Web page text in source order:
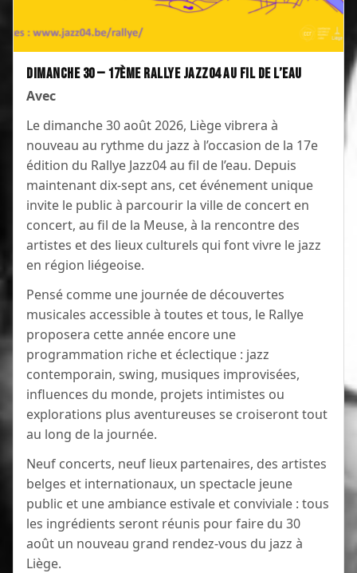
dimanche 30 — 17ème Rallye Jazz04 au fil de l’eau
Avec
Le dimanche 30 août 2026, Liège vibrera à
nouveau au rythme du jazz à l’occasion de la 17e
édition du Rallye Jazz04 au fil de l’eau. Depuis
maintenant dix-sept ans, cet événement unique
invite le public à parcourir la ville de concert en
concert, au fil de la Meuse, à la rencontre des
artistes et des lieux culturels qui font vivre le jazz
en région liégeoise.
Pensé comme une journée de découvertes
musicales accessible à toutes et tous, le Rallye
proposera cette année encore une
programmation riche et éclectique : jazz
contemporain, swing, musiques improvisées,
influences du monde, projets intimistes ou
explorations plus aventureuses se croiseront tout
au long de la journée.
Neuf concerts, neuf lieux partenaires, des artistes
belges et internationaux, un spectacle jeune
public et une ambiance estivale et conviviale : tous
les ingrédients seront réunis pour faire du 30
août un nouveau grand rendez-vous du jazz à
Liège.